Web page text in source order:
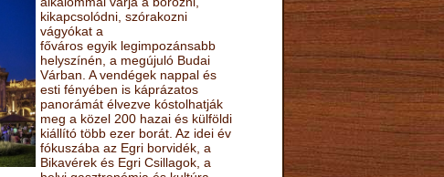
kikapcsolódni, szórakozni
vágyókat a
főváros egyik legimpozánsabb
helyszínén, a megújuló Budai
Várban. A vendégek nappal és
esti fényében is káprázatos
panorámát élvezve kóstolhatják
meg a közel 200 hazai és külföldi
kiállító több ezer borát. Az idei év
fókuszába az Egri borvidék, a
Bikavérek és Egri Csillagok, a